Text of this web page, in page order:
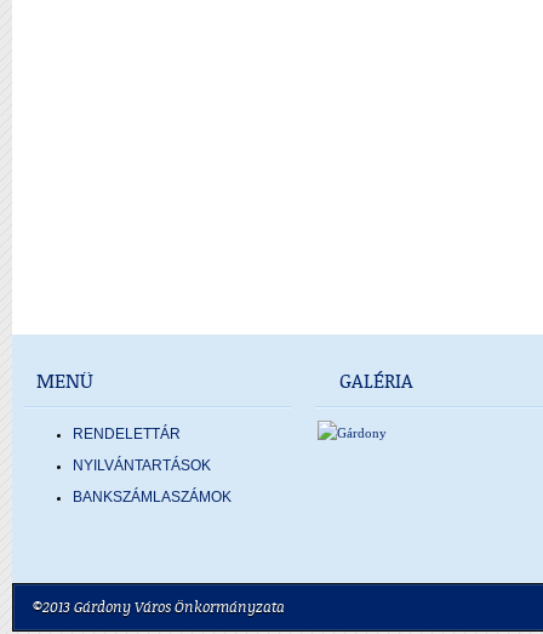
MENÜ
RENDELETTÁR
NYILVÁNTARTÁSOK
BANKSZÁMLASZÁMOK
GALÉRIA
©2013 Gárdony Város Önkormányzata